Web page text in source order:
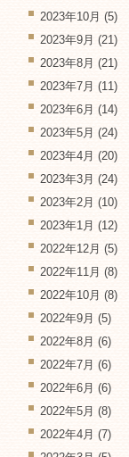
2023年10月 (5)
2023年9月 (21)
2023年8月 (21)
2023年7月 (11)
2023年6月 (14)
2023年5月 (24)
2023年4月 (20)
2023年3月 (24)
2023年2月 (10)
2023年1月 (12)
2022年12月 (5)
2022年11月 (8)
2022年10月 (8)
2022年9月 (5)
2022年8月 (6)
2022年7月 (6)
2022年6月 (6)
2022年5月 (8)
2022年4月 (7)